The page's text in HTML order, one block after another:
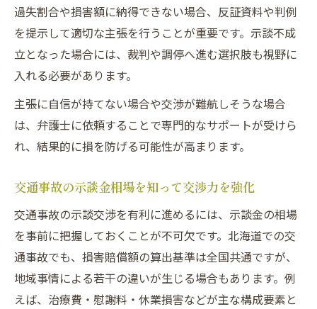
過失割合や損害額に納得できない場合、反証資料や判例
を提示して適切な主張を行うことが重要です。示談不成
立となった場合には、裁判や調停へ進む選択肢も視野に
入れる必要があります。
主張に自信が持てない場合や交渉が難航しそうな場合
は、弁護士に依頼することで専門的なサポートが受けら
れ、結果的に損を防げる可能性が高まります。
交通事故の示談金相場を知って交渉力を強化
交通事故の示談交渉を有利に進めるには、示談金の相場
を事前に把握しておくことが不可欠です。北海道での交
通事故でも、損害賠償額の算出基準は全国共通ですが、
地域事情による若干の違いが生じる場合もあります。例
えば、治療費・慰謝料・休業損害などが主な構成要素と